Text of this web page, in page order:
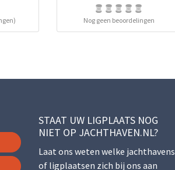
Nog geen beoordelingen
STAAT UW LIGPLAATS NOG
NIET OP JACHTHAVEN.NL?
Laat ons weten welke jachthavens
of ligplaatsen zich bij ons aan